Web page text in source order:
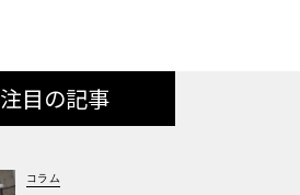
注目の記事
コラム